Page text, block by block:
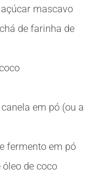
mascavo
de farinha de
em pó (ou a
fermento em pó
de coco